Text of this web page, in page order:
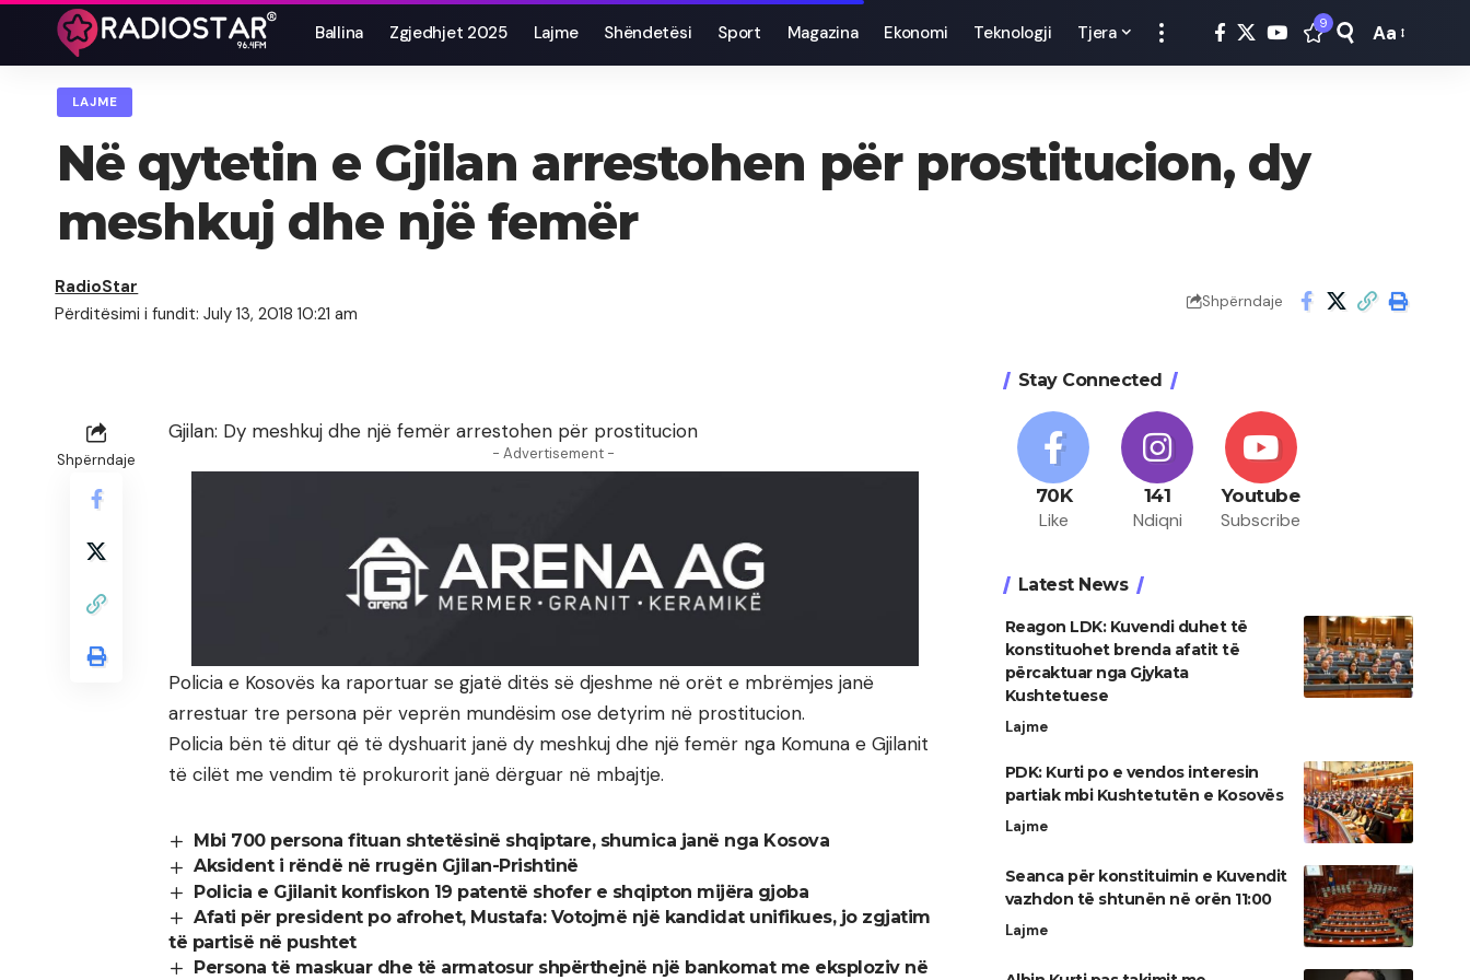
Ballina Zgjedhjet 2025 Lajme Shëndetësi Sport Magazina Ekonomi Teknologji Tjera 9
Font
Aa
LAJME
Në qytetin e Gjilan arrestohen për prostitucion, dy
meshkuj dhe një femër
Përditësimi i fundit: July 13, 2018 10:21 am
RadioStar
Shpërndaje
Shpërndaje
Gjilan: Dy meshkuj dhe një femër arrestohen për prostitucion
- Advertisement -
Policia e Kosovës ka raportuar se gjatë ditës së djeshme në orët e mbrëmjes janë
arrestuar tre persona për veprën mundësim ose detyrim në prostitucion.
Policia bën të ditur që të dyshuarit janë dy meshkuj dhe një femër nga Komuna e Gjilanit
të cilët me vendim të prokurorit janë dërguar në mbajtje.
Mbi 700 persona fituan shtetësinë shqiptare, shumica janë nga Kosova
Aksident i rëndë në rrugën Gjilan-Prishtinë
Policia e Gjilanit konfiskon 19 patentë shofer e shqipton mijëra gjoba
Afati për president po afrohet, Mustafa: Votojmë një kandidat unifikues, jo zgjatim
të partisë në pushtet
Persona të maskuar dhe të armatosur shpërthejnë një bankomat me eksploziv në
Stay Connected
70K
Like
141
Ndiqni
Youtube
Subscribe
Latest News
Reagon LDK: Kuvendi duhet të
konstituohet brenda afatit të
përcaktuar nga Gjykata
Kushtetuese
Lajme
PDK: Kurti po e vendos interesin
partiak mbi Kushtetutën e Kosovës
Lajme
Seanca për konstituimin e Kuvendit
vazhdon të shtunën në orën 11:00
Lajme